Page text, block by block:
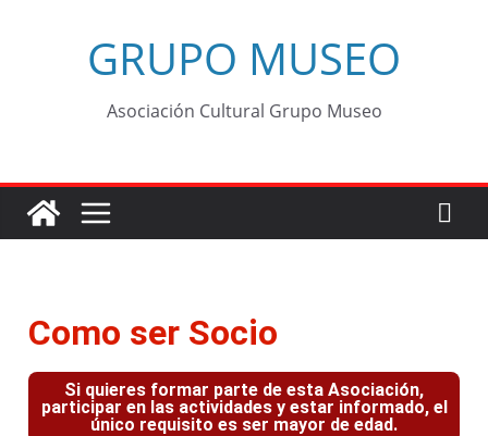
GRUPO MUSEO
Asociación Cultural Grupo Museo
Como ser Socio
Si quieres formar parte de esta Asociación,
participar en las actividades y estar informado, el
único requisito es ser mayor de edad.